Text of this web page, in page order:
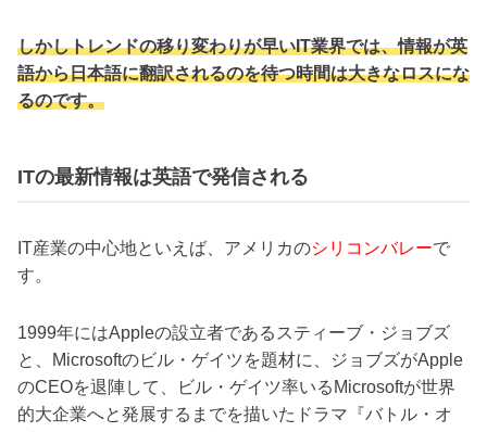
しかしトレンドの移り変わりが早いIT業界では、情報が英
語から日本語に翻訳されるのを待つ時間は大きなロスにな
るのです。
ITの最新情報は英語で発信される
IT産業の中心地といえば、アメリカのシリコンバレーで
す。
1999年にはAppleの設立者であるスティーブ・ジョブズ
と、Microsoftのビル・ゲイツを題材に、ジョブズがApple
のCEOを退陣して、ビル・ゲイツ率いるMicrosoftが世界
的大企業へと発展するまでを描いたドラマ『バトル・オ